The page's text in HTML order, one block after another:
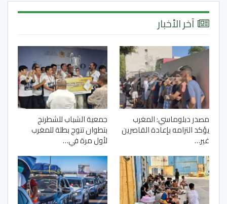
آخر الأخبار
مصدر دبلوماسي: المغرب
يؤكد التزامه بإعادة القاصرين
غير…
جمعية الشباب للشطرنج
بتطوان تتوج بطلة للمغرب
لأول مرة في…